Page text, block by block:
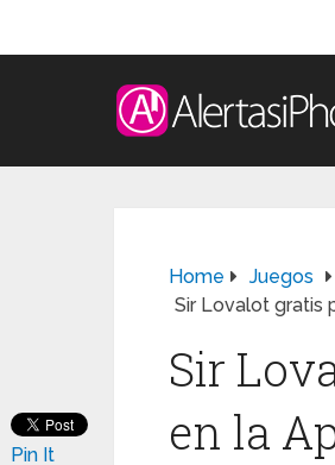
Home
Juegos
Sir Lovalot gratis
Sir
en la
Pin It